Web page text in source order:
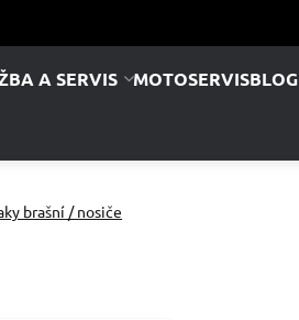
A SERVIS MOTOSERVISBLOG
brašní / nosiče